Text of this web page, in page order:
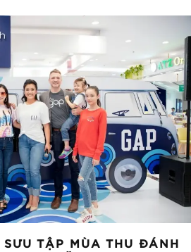
TẬP MÙA THU ĐÁNH